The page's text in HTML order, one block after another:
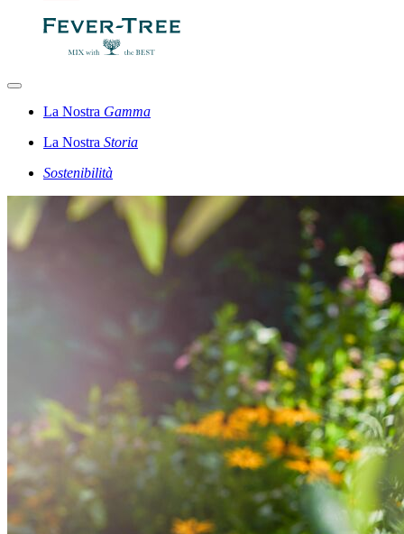
La Nostra Gamma
La Nostra Storia
Sostenibilità